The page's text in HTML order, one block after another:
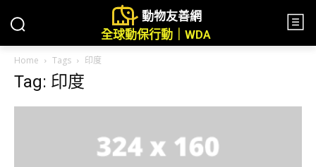
動物友善網
全球動保行動｜WDA
Home Tags 印度
Tag: 印度